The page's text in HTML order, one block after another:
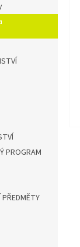
PROGRAM